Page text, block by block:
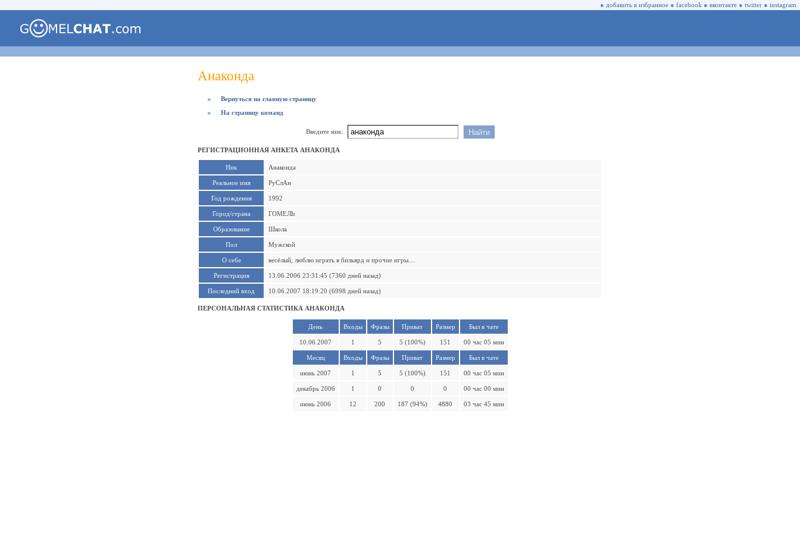
● добавить в избранное ● facebook ● вконтакте ● twitter ● instagram
Анаконда
●
Вернуться на главную страницу
●
На страницу команд
Введите ник:
РЕГИСТРАЦИОННАЯ АНКЕТА АНАКОНДА
Ник Анаконда
Реальное имя РуСлАн
Год рождения 1992
Город/страна ГОМЕЛЬ
Образование Школа
Пол Мужской
О себе весёлый, люблю играть в бильярд и прочие игры....
Регистрация 13.06.2006 23:31:45 (7360 дней назад)
Последний вход 10.06.2007 18:19:20 (6998 дней назад)
ПЕРСОНАЛЬНАЯ СТАТИСТИКА АНАКОНДА
День Входы Фразы Приват Размер Был в чате
10.06.2007 1 5 5 (100%) 151 00 час 05 мин
Месяц Входы Фразы Приват Размер Был в чате
июнь 2007 1 5 5 (100%) 151 00 час 05 мин
декабрь 2006 1 0 0 0 00 час 00 мин
июнь 2006 12 200 187 (94%) 4880 03 час 45 мин